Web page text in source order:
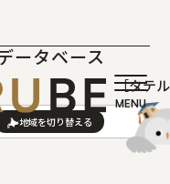
ータベース
［タテ